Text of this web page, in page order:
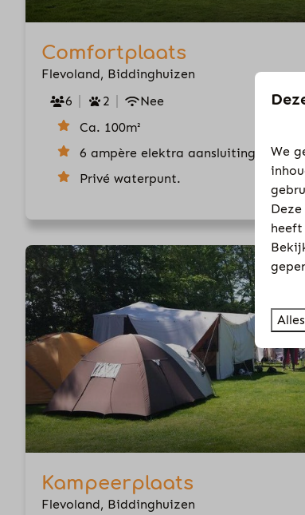
Comfortplaats
Flevoland, Biddinghuizen
6
2
Nee
Ca. 100m²
6 ampère elektra aansluiting
Privé waterpunt.
Kampeerplaats
Flevoland, Biddinghuizen
We